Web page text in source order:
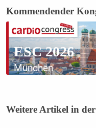
Kommendender
ESC 2026
München
Weitere Artikel in